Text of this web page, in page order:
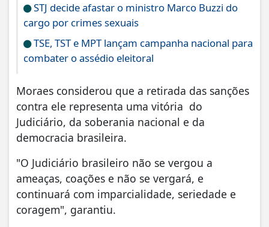
STJ decide afastar o ministro Marco Buzzi do
cargo por crimes sexuais
TSE, TST e MPT lançam campanha nacional para
combater o assédio eleitoral
Moraes considerou que a retirada das sanções
contra ele representa uma vitória do
Judiciário, da soberania nacional e da
democracia brasileira.
"O Judiciário brasileiro não se vergou a
ameaças, coações e não se vergará, e
continuará com imparcialidade, seriedade e
coragem", garantiu.